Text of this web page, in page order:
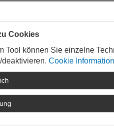
Cookies
Tool können Sie einzelne
Cookie